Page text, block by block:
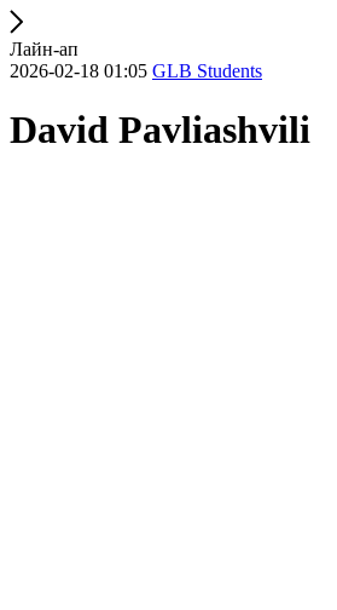
Лайн-ап
2026-02-18 01:05 GLB Students
David Pavliashvili